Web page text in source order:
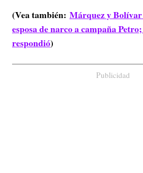
(Vea también: Márquez y Bolívar
esposa de narco a campaña
respondió)
Publicidad